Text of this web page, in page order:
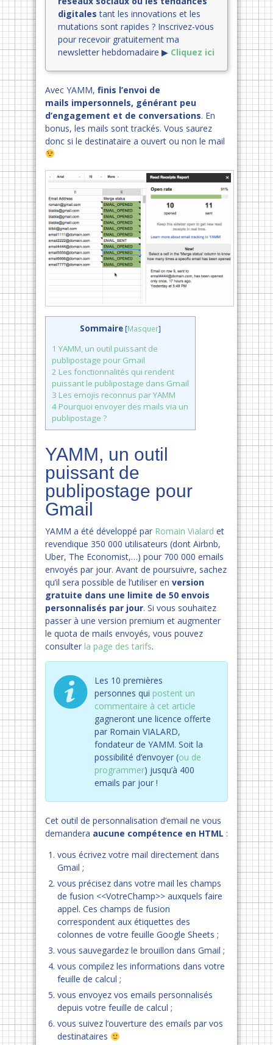
digitalestant les innovations et les
mutations sont rapides ? Inscrivez-vous
pour recevoir gratuitement ma
newsletter hebdomadaire ▶︎ Cliquez ici
Avec YAMM, finis l’envoi de
mails impersonnels, générant peu
d’engagement et de conversations. En
bonus, les mails sont trackés. Vous saurez
donc si le destinataire a ouvert ou non le mail
Sommaire [Masquer]
1 YAMM, un outil puissant de
publipostage pour Gmail
2 Les fonctionnalités qui rendent
puissant le publipostage dans Gmail
3 Les emojis reconnus par YAMM
4 Pourquoi envoyer des mails via un
publipostage ?
YAMM, un outil
puissant de
publipostage pour
Gmail
YAMM a été développé par Romain Vialard et
revendique 350 000 utilisateurs (dont Airbnb,
Uber, The Economist,…) pour 700 000 emails
envoyés par jour. Avant de poursuivre, sachez
qu’il sera possible de l’utiliser en version
gratuite dans une limite de 50 envois
personnalisés par jour. Si vous souhaitez
passer à une version premium et augmenter
le quota de mails envoyés, vous pouvez
consulter la page des tarifs.
Les 10 premières
personnes qui postent un
commentaire à cet article
gagneront une licence offerte
par Romain VIALARD,
fondateur de YAMM. Soit la
possibilité d’envoyer (ou de
programmer) jusqu’à 400
emails par jour !
Cet outil de personnalisation d’email ne vous
demandera aucune compétence en HTML :
vous écrivez votre mail directement dans
Gmail ;
vous précisez dans votre mail les champs
de fusion <<VotreChamp>> auxquels faire
appel. Ces champs de fusion
correspondent aux étiquettes des
colonnes de votre feuille Google Sheets ;
vous sauvegardez le brouillon dans Gmail ;
vous compilez les informations dans votre
feuille de calcul ;
vous envoyez vos emails personnalisés
depuis votre feuille de calcul ;
vous suivez l’ouverture des emails par vos
destinataires